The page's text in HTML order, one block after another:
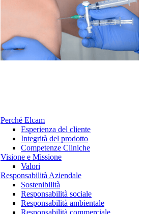
Perché Elcam
Esperienza del cliente
Integrità del prodotto
Competenze Cliniche
Visione e Missione
Valori
Responsabilità Aziendale
Sostenibilità
Responsabilità sociale
Responsabilità ambientale